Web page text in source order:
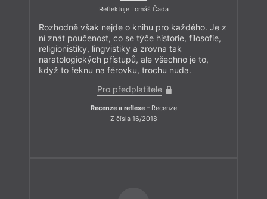
Reflektuje Tomáš Čada
Rozhodně však nejde o knihu pro každého. Je z
ní znát poučenost, co se týče historie, filosofie,
religionistiky, lingvistiky a zrovna tak
naratologických přístupů, ale všechno je to,
když to řeknu na férovku, trochu nuda.
Pro předplatitele
Recenze a reflexe– Recenze
Z čísla 16/2018